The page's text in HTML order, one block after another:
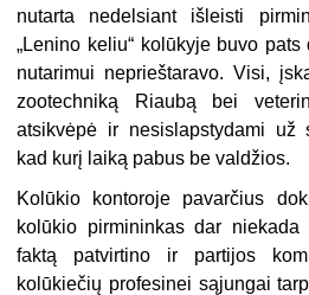
nutarta nedelsiant išleisti
„Lenino keliu“ kolūkyje buvo
nutarimui neprieštaravo. Visi,
zootechniką Riaubą bei
atsikvėpė ir nesislapstydami už
kad kurį laiką pabus be valdžios.
Kolūkio kontoroje pavarčius
kolūkio pirmininkas dar niekada
faktą patvirtino ir partijos
kolūkiečių profesinei sąjungai